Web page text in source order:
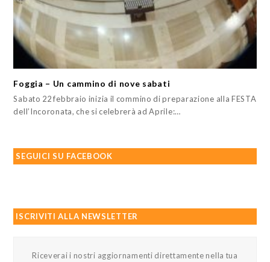
Foggia – Un cammino di nove sabati
Sabato 22 febbraio inizia il commino di preparazione alla FESTA
dell’Incoronata, che si celebrerà ad Aprile:…
SEGUICI SU FACEBOOK
ISCRIVITI ALLA NEWSLETTER
Riceverai i nostri aggiornamenti direttamente nella tua